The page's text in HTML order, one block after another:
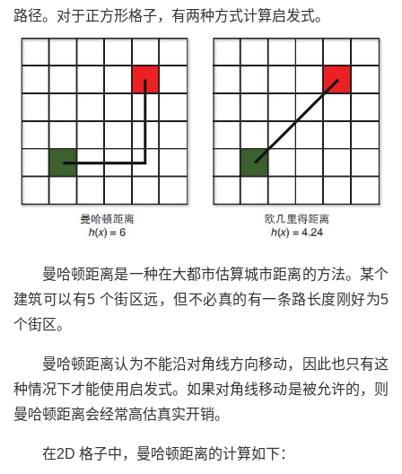
路径。对于正方形格子，有两种方式计算启发式。
曼哈顿距离是一种在大都市估算城市距离的方法。某个
建筑可以有5 个街区远，但不必真的有一条路长度刚好为5
个街区。
曼哈顿距离认为不能沿对角线方向移动，因此也只有这
种情况下才能使用启发式。如果对角线移动是被允许的，则
曼哈顿距离会经常高估真实开销。
在2D 格子中，曼哈顿距离的计算如下：